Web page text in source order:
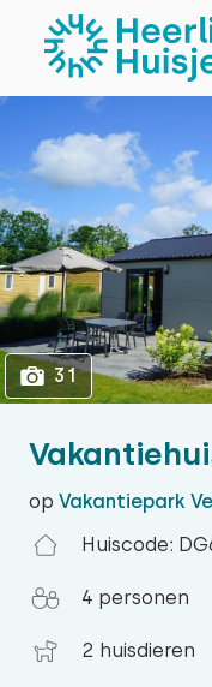
op Vakantiepark
Huiscode:
4 personen
2 huisdieren
31